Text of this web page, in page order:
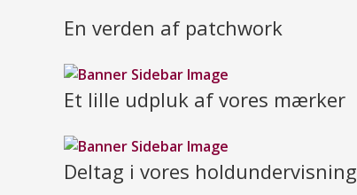
En verden af patchwork
Et lille udpluk af vores mærker
Deltag i vores holdundervisning